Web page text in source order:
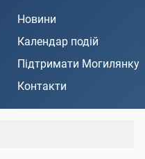
Новини
Календар подій
Підтримати Могилянку
Контакти